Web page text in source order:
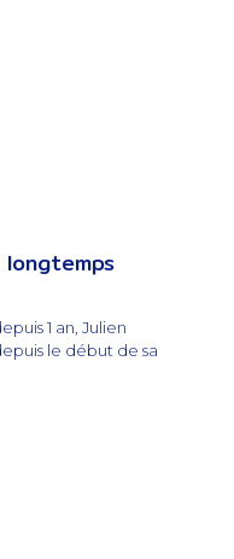
1 an, Julien
le début de sa